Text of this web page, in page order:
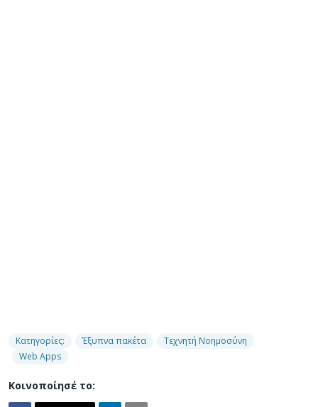
Κατηγορίες: Έξυπνα πακέτα
Τεχνητή Νοημοσύνη
Web Apps
Κοινοποίησέ το: